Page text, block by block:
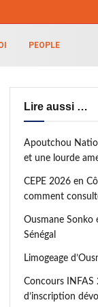
PEOPLE
Lire aussi …
Apoutchou
et une lourde
CEPE 2026 en
comment
Ousmane Sonko
Sénégal
Limogeage
Concours INFAS
d’inscription